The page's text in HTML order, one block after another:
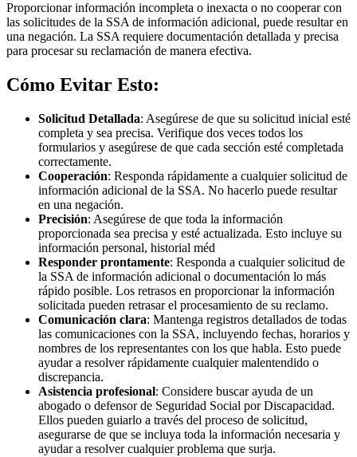
Proporcionar información incompleta o inexacta o no cooperar con
las solicitudes de la SSA de información adicional, puede resultar en
una negación. La SSA requiere documentación detallada y precisa
para procesar su reclamación de manera efectiva.
Cómo Evitar Esto:
Solicitud Detallada: Asegúrese de que su solicitud inicial esté
completa y sea precisa. Verifique dos veces todos los
formularios y asegúrese de que cada sección esté completada
correctamente.
Cooperación: Responda rápidamente a cualquier solicitud de
información adicional de la SSA. No hacerlo puede resultar
en una negación.
Precisión: Asegúrese de que toda la información
proporcionada sea precisa y esté actualizada. Esto incluye su
información personal, historial méd
Responder prontamente: Responda a cualquier solicitud de
la SSA de información adicional o documentación lo más
rápido posible. Los retrasos en proporcionar la información
solicitada pueden retrasar el procesamiento de su reclamo.
Comunicación clara: Mantenga registros detallados de todas
las comunicaciones con la SSA, incluyendo fechas, horarios y
nombres de los representantes con los que habla. Esto puede
ayudar a resolver rápidamente cualquier malentendido o
discrepancia.
Asistencia profesional: Considere buscar ayuda de un
abogado o defensor de Seguridad Social por Discapacidad.
Ellos pueden guiarlo a través del proceso de solicitud,
asegurarse de que se incluya toda la información necesaria y
ayudar a resolver cualquier problema que surja.